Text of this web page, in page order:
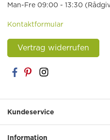
Man-Fre 09:00 - 13:30
Kontaktformular
Vertrag widerrufen
Kundeservice
Information